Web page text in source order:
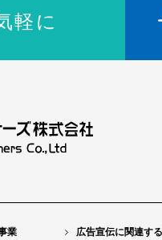
軽に
業 広告宣伝に関連す